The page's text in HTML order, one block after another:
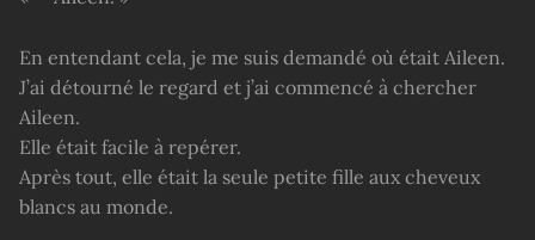
En entendant cela, je me suis demandé où était Aileen.
J’ai détourné le regard et j’ai commencé à chercher
Aileen.
Elle était facile à repérer.
Après tout, elle était la seule petite fille aux cheveux
blancs au monde.